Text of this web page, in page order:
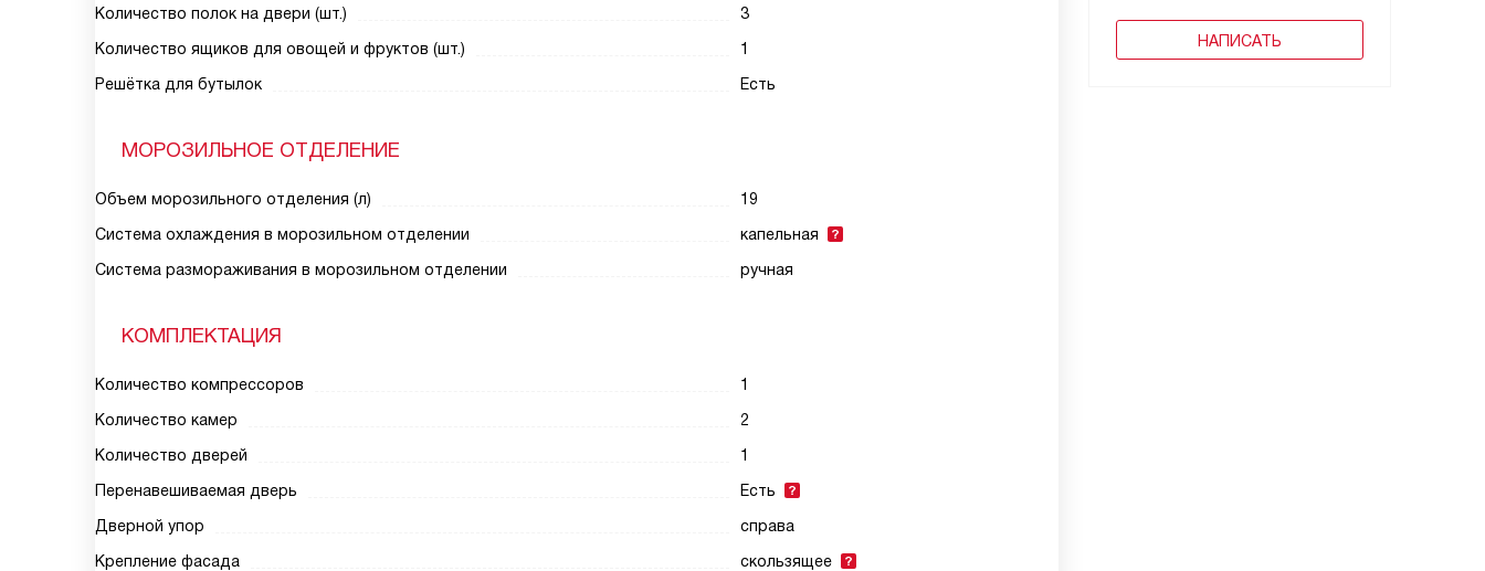
НАПИСАТЬ
Количество полок на двери (шт.)
3
Количество ящиков для овощей и фруктов (шт.)
1
Решётка для бутылок
Есть
МОРОЗИЛЬНОЕ ОТДЕЛЕНИЕ
Объем морозильного отделения (л)
19
Система охлаждения в морозильном отделении
капельная
Система размораживания в морозильном отделении
ручная
КОМПЛЕКТАЦИЯ
Количество компрессоров
1
Количество камер
2
Количество дверей
1
Перенавешиваемая дверь
Есть
Дверной упор
справа
Крепление фасада
скользящее